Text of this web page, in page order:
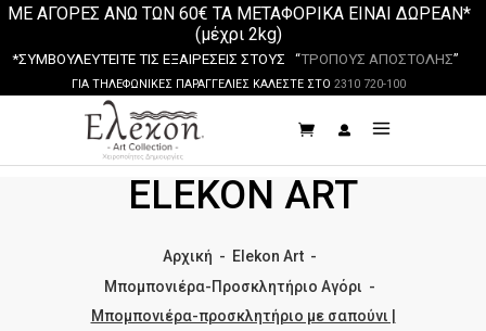
ΜΕ ΑΓΟΡΕΣ ΑΝΩ ΤΩΝ 60€ ΤΑ ΜΕΤΑΦΟΡΙΚΑ ΕΙΝΑΙ ΔΩΡΕΑΝ*
(μέχρι 2kg)
*ΣΥΜΒΟΥΛΕΥΤΕΙΤΕ ΤΙΣ ΕΞΑΙΡΕΣΕΙΣ ΣΤΟΥΣ “ΤΡΟΠΟΥΣ ΑΠΟΣΤΟΛΗΣ”
ΓΙΑ ΤΗΛΕΦΩΝΙΚΕΣ ΠΑΡΑΓΓΕΛΙΕΣ ΚΑΛΕΣΤΕ ΣΤΟ 2310 720-100
ELEKON ART
Αρχική - Elekon Art -
Μπομπονιέρα-Προσκλητήριο Αγόρι -
Μπομπονιέρα-προσκλητήριο με σαπούνι |